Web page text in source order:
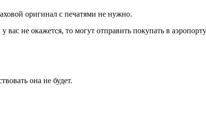
оригинал с печатями не нужно.
не окажется, то могут отправить покупать в
она не будет.